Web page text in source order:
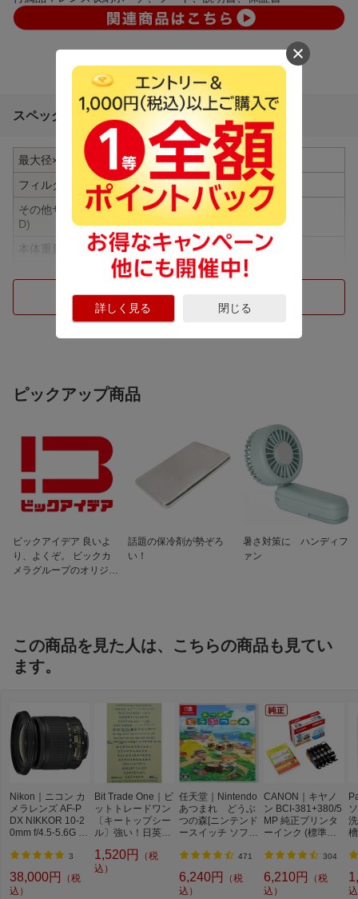
詳しく見る 閉じる
スペック詳細
最大径×全長
75x95.75mm
フィルター径
M67
その他サイズ (H×W×
D)
75x75x95.75mm
本体重量
475g
9群13枚
F16
絞り羽根枚数
15枚
最大撮影倍率
1:8.403或いは0.119倍
レンズ収納ポーチ、フード、説明書、保
つづきを見る
ピックアップ商品
ビックアイデア 良いよ
り、よくぞ。 ビックカ
メラグループのオリジナ
話題の保冷剤が勢ぞろ
い！
暑さ対策に ハンディフ
ァン
この商品を見た人は、こちらの商品も見てい
ます。
Nikon｜ニコン カ
メラレンズ AF-P
DX NIKKOR 10-2
0mm f/4.5-5.6G V
OR（ニッコー
ル） ブラック [ニ
コンF /ズームレン
ズ][AFPDXVR102
3
38,000円
（税
込）
Bit Trade One｜ビ
ットトレードワン
〔キートップシー
ル〕強い！日英対
プシールセット ブ
ルー DYKTSBL
1,520円
（税
込）
任天堂｜Nintendo
あつまれ どうぶ
つの森[ニンテンド
ースイッチ ソフ
471
6,240円
（税
込）
CANON｜キヤノ
ン BCI-381+380/5
MP 純正プリンタ
ーインク (標準容
3813805MP] 304
6,210円
（税
込）